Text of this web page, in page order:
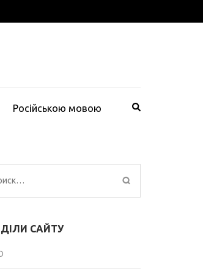
Російською мовою
САЙТУ